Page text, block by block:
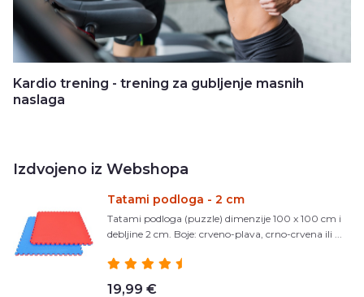
Kardio trening - trening za gubljenje masnih
naslaga
Izdvojeno iz Webshopa
Tatami podloga - 2 cm
Tatami podloga (puzzle) dimenzije 100 x 100 cm i
debljine 2 cm. Boje: crveno-plava, crno-crvena ili ...
19,99 €